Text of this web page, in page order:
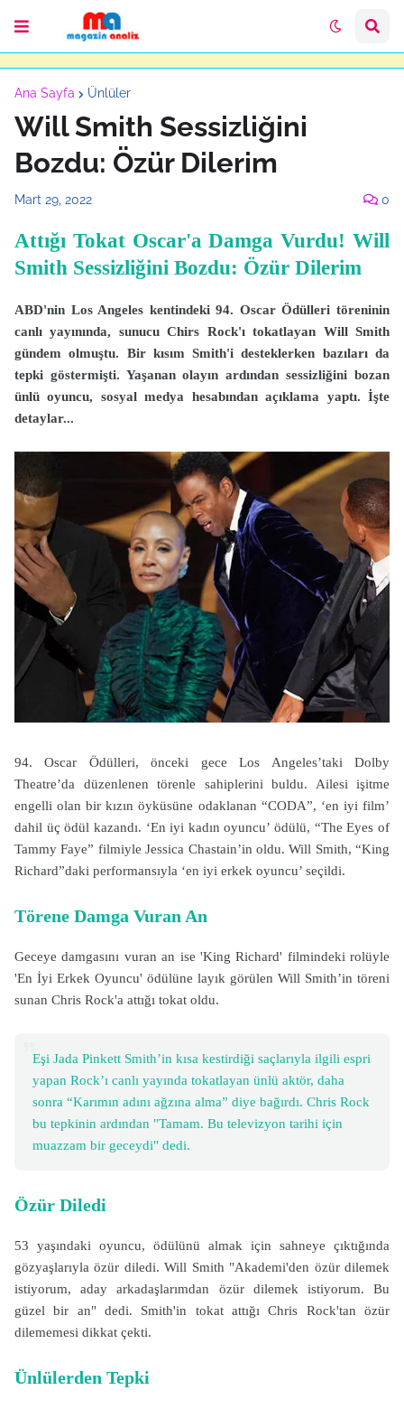
Ana Sayfa Ünlüler
Will Smith Sessizliğini
Bozdu: Özür Dilerim
Mart 29, 2022 0
Attığı Tokat Oscar'a Damga Vurdu! Will
Smith Sessizliğini Bozdu: Özür Dilerim
ABD'nin Los Angeles kentindeki 94. Oscar Ödülleri töreninin
canlı yayınında, sunucu Chirs Rock'ı tokatlayan Will Smith
gündem olmuştu. Bir kısım Smith'i desteklerken bazıları da
tepki göstermişti. Yaşanan olayın ardından sessizliğini bozan
ünlü oyuncu, sosyal medya hesabından açıklama yaptı. İşte
detaylar...
94. Oscar Ödülleri, önceki gece Los Angeles’taki Dolby
Theatre’da düzenlenen törenle sahiplerini buldu. Ailesi işitme
engelli olan bir kızın öyküsüne odaklanan “CODA”, ‘en iyi film’
dahil üç ödül kazandı. ‘En iyi kadın oyuncu’ ödülü, “The Eyes of
Tammy Faye” filmiyle Jessica Chastain’in oldu. Will Smith, “King
Richard”daki performansıyla ‘en iyi erkek oyuncu’ seçildi.
Törene Damga Vuran An
Geceye damgasını vuran an ise 'King Richard' filmindeki rolüyle
'En İyi Erkek Oyuncu' ödülüne layık görülen Will Smith’in töreni
sunan Chris Rock'a attığı tokat oldu.
Eşi Jada Pinkett Smith’in kısa kestirdiği saçlarıyla ilgili espri
yapan Rock’ı canlı yayında tokatlayan ünlü aktör, daha
sonra “Karımın adını ağzına alma” diye bağırdı. Chris Rock
bu tepkinin ardından "Tamam. Bu televizyon tarihi için
muazzam bir geceydi" dedi.
Özür Diledi
53 yaşındaki oyuncu, ödülünü almak için sahneye çıktığında
gözyaşlarıyla özür diledi. Will Smith "Akademi'den özür dilemek
istiyorum, aday arkadaşlarımdan özür dilemek istiyorum. Bu
güzel bir an" dedi. Smith'in tokat attığı Chris Rock'tan özür
dilememesi dikkat çekti.
Ünlülerden Tepki